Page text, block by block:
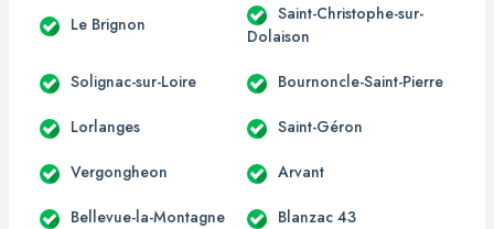
Le Brignon
Saint-Christophe-sur-
Dolaison
Solignac-sur-Loire Bournoncle-Saint-Pierre
Lorlanges Saint-Géron
Vergongheon Arvant
Bellevue-la-Montagne Blanzac 43